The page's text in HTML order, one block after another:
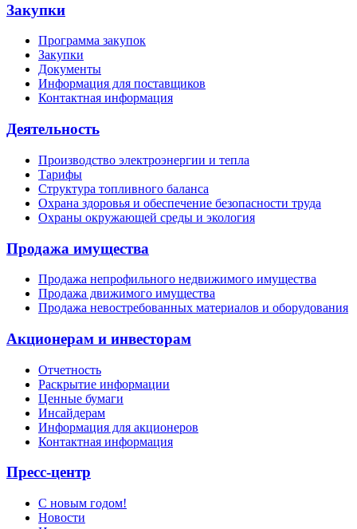
Закупки
Программа закупок
Закупки
Документы
Информация для поставщиков
Контактная информация
Деятельность
Производство электроэнергии и тепла
Тарифы
Структура топливного баланса
Охрана здоровья и обеспечение безопасности труда
Охраны окружающей среды и экология
Продажа имущества
Продажа непрофильного недвижимого имущества
Продажа движимого имущества
Продажа невостребованных материалов и оборудования
Акционерам и инвесторам
Отчетность
Раскрытие информации
Ценные бумаги
Инсайдерам
Информация для акционеров
Контактная информация
Пресс-центр
С новым годом!
Новости